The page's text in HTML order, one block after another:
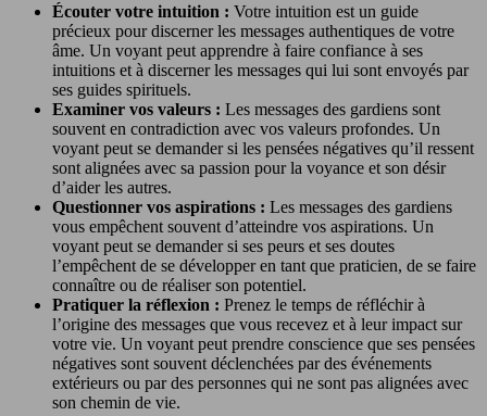
Écouter votre intuition : Votre intuition est un guide
précieux pour discerner les messages authentiques de votre
âme. Un voyant peut apprendre à faire confiance à ses
intuitions et à discerner les messages qui lui sont envoyés par
ses guides spirituels.
Examiner vos valeurs : Les messages des gardiens sont
souvent en contradiction avec vos valeurs profondes. Un
voyant peut se demander si les pensées négatives qu’il ressent
sont alignées avec sa passion pour la voyance et son désir
d’aider les autres.
Questionner vos aspirations : Les messages des gardiens
vous empêchent souvent d’atteindre vos aspirations. Un
voyant peut se demander si ses peurs et ses doutes
l’empêchent de se développer en tant que praticien, de se faire
connaître ou de réaliser son potentiel.
Pratiquer la réflexion : Prenez le temps de réfléchir à
l’origine des messages que vous recevez et à leur impact sur
votre vie. Un voyant peut prendre conscience que ses pensées
négatives sont souvent déclenchées par des événements
extérieurs ou par des personnes qui ne sont pas alignées avec
son chemin de vie.